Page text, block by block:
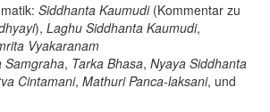
Siddhanta Kaumudi(Kommentar zu
), Laghu Siddhanta Kaumudi,
Vyakaranam
Samgraha, Tarka Bhasa, Nyaya Siddhanta
Cintamani, Mathuri Panca-laksani, und